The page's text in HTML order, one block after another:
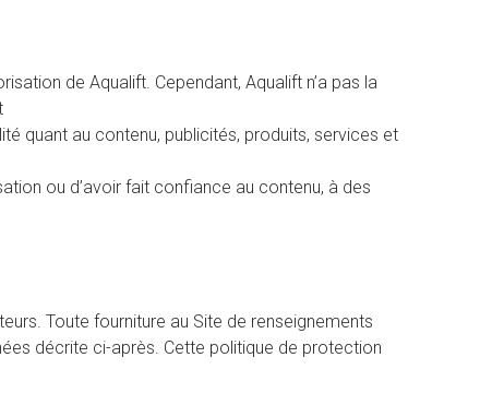
de Aqualift. Cependant, Aqualift n’a pas la
quant au contenu, publicités, produits, services et
ou d’avoir fait confiance au contenu, à des
Toute fourniture au Site de renseignements
décrite ci-après. Cette politique de protection